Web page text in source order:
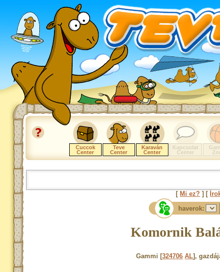
Cuccok
Center
Teve
Center
Karaván
Center
Kapcsolat
Center
[ Mi ez? ] [
haverok:
Komornik
Gammi [324706 AL],